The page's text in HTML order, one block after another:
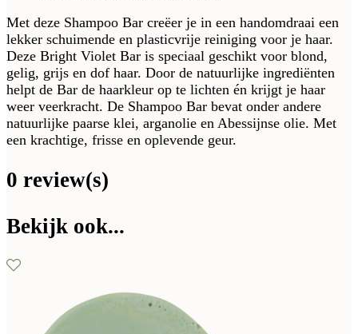
Met deze Shampoo Bar creëer je in een handomdraai een
lekker schuimende en plasticvrije reiniging voor je haar.
Deze Bright Violet Bar is speciaal geschikt voor blond,
gelig, grijs en dof haar. Door de natuurlijke ingrediënten
helpt de Bar de haarkleur op te lichten én krijgt je haar
weer veerkracht. De Shampoo Bar bevat onder andere
natuurlijke paarse klei, arganolie en Abessijnse olie. Met
een krachtige, frisse en oplevende geur.
0 review(s)
Bekijk ook...